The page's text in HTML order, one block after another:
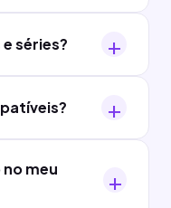
séries?
meu